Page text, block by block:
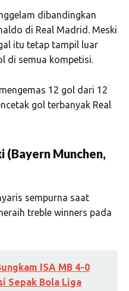
dibandingkan
di Real Madrid. Meski
itu tetap tampil luar
di semua kompetisi.
12 gol dari 12
gol terbanyak Real
(Bayern Munchen,
sempurna saat
treble winners pada
ISA MB 4-0
Sepak Bola Liga